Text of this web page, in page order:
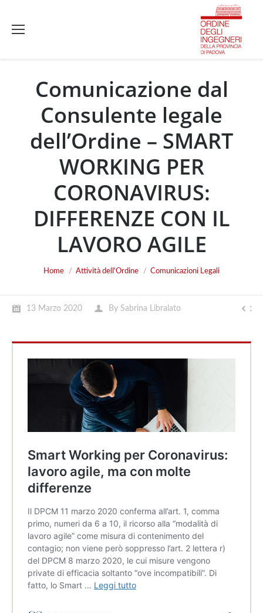
Comunicazione dal
Consulente legale
dell’Ordine – SMART
WORKING PER
CORONAVIRUS:
DIFFERENZE CON IL
LAVORO AGILE
You are here:
Home Attività dell'Ordine Comunicazioni Legali
13 Marzo 2020 By Sabrina Libralato